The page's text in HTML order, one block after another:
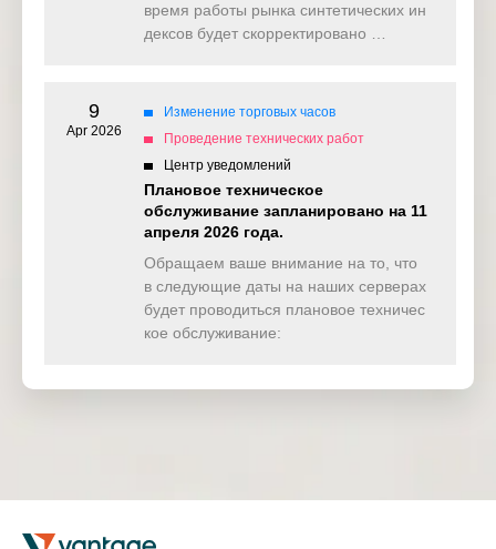
время работы рынка синтетических ин
дексов будет скорректировано …
9
Apr 2026
Изменение торговых часов
Проведение технических работ
Центр уведомлений
Плановое техническое
обслуживание запланировано на 11
апреля 2026 года.
Обращаем ваше внимание на то, что
в следующие даты на наших серверах
будет проводиться плановое техничес
кое обслуживание: